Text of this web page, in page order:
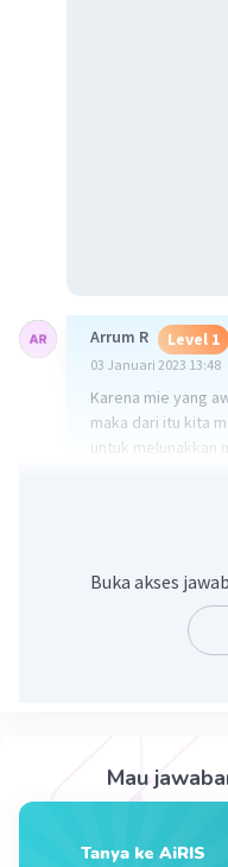
Arrum R Level 1
03 Januari 2023 13:48
Karena mie yang
maka dari itu kita
untuk melunakkan
04 Januari 2023 01:45
Biar lunak, kalau
Buka akses
Mau
Tanya ke AiRIS